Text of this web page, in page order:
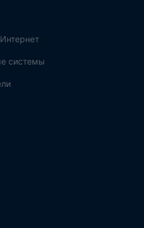
системы